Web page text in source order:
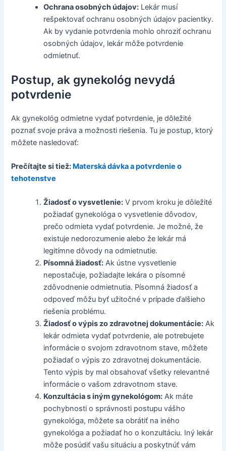
Ochrana osobných údajov: Lekár musí
rešpektovať ochranu osobných údajov pacientky.
Ak by vydanie potvrdenia mohlo ohroziť ochranu
osobných údajov, lekár môže potvrdenie
odmietnuť.
Postup, ak gynekológ nevydá
potvrdenie
Ak gynekológ odmietne vydať potvrdenie, je dôležité
poznať svoje práva a možnosti riešenia. Tu je postup, ktorý
môžete nasledovať:
Prečítajte si tiež: Materská dávka a potvrdenie o
tehotenstve
Žiadosť o vysvetlenie: V prvom kroku je dôležité
požiadať gynekológa o vysvetlenie dôvodov,
prečo odmieta vydať potvrdenie. Je možné, že
existuje nedorozumenie alebo že lekár má
legitímne dôvody na odmietnutie.
Písomná žiadosť: Ak ústne vysvetlenie
nepostačuje, požiadajte lekára o písomné
zdôvodnenie odmietnutia. Písomná žiadosť a
odpoveď môžu byť užitočné v prípade ďalšieho
riešenia problému.
Žiadosť o výpis zo zdravotnej dokumentácie: Ak
lekár odmieta vydať potvrdenie, ale potrebujete
informácie o svojom zdravotnom stave, môžete
požiadať o výpis zo zdravotnej dokumentácie.
Tento výpis by mal obsahovať všetky relevantné
informácie o vašom zdravotnom stave.
Konzultácia s iným gynekológom: Ak máte
pochybnosti o správnosti postupu vášho
gynekológa, môžete sa obrátiť na iného
gynekológa a požiadať ho o konzultáciu. Iný lekár
môže posúdiť vašu situáciu a poskytnúť vám